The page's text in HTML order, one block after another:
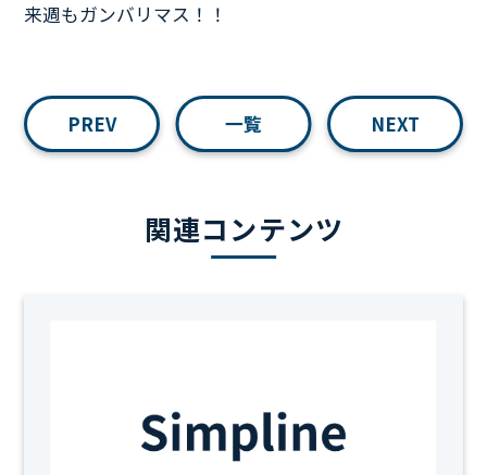
来週もガンバリマス！！
PREV 一覧 NEXT
関連コンテンツ